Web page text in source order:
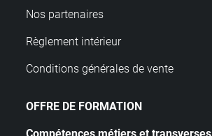
Nos partenaires
Règlement intérieur
Conditions générales de vente
OFFRE DE FORMATION